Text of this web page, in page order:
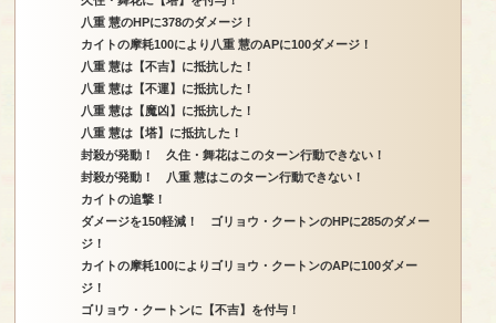
八重 慧のHPに378のダメージ！
カイトの摩耗100により八重 慧のAPに100ダメージ！
八重 慧は【不吉】に抵抗した！
八重 慧は【不運】に抵抗した！
八重 慧は【魔凶】に抵抗した！
八重 慧は【塔】に抵抗した！
封殺が発動！ 久住・舞花はこのターン行動できない！
封殺が発動！ 八重 慧はこのターン行動できない！
カイトの追撃！
ダメージを150軽減！ ゴリョウ・クートンのHPに285のダメー
ジ！
カイトの摩耗100によりゴリョウ・クートンのAPに100ダメー
ジ！
ゴリョウ・クートンに【不吉】を付与！